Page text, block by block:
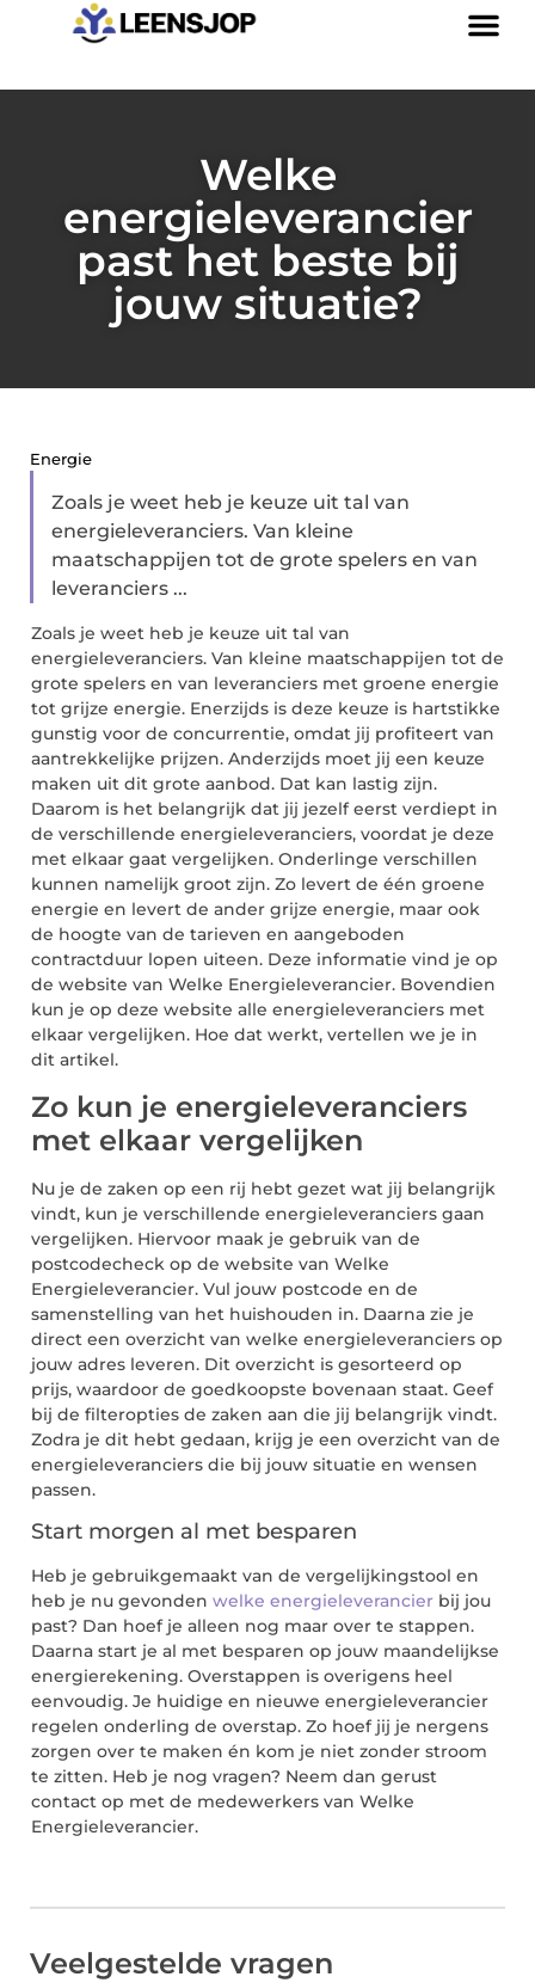
Welke
energieleverancier
past het beste bij
jouw situatie?
Energie
Zoals je weet heb je keuze uit tal van
energieleveranciers. Van kleine
maatschappijen tot de grote spelers en van
leveranciers ...
Zoals je weet heb je keuze uit tal van
energieleveranciers. Van kleine maatschappijen tot de
grote spelers en van leveranciers met groene energie
tot grijze energie. Enerzijds is deze keuze is hartstikke
gunstig voor de concurrentie, omdat jij profiteert van
aantrekkelijke prijzen. Anderzijds moet jij een keuze
maken uit dit grote aanbod. Dat kan lastig zijn.
Daarom is het belangrijk dat jij jezelf eerst verdiept in
de verschillende energieleveranciers, voordat je deze
met elkaar gaat vergelijken. Onderlinge verschillen
kunnen namelijk groot zijn. Zo levert de één groene
energie en levert de ander grijze energie, maar ook
de hoogte van de tarieven en aangeboden
contractduur lopen uiteen. Deze informatie vind je op
de website van Welke Energieleverancier. Bovendien
kun je op deze website alle energieleveranciers met
elkaar vergelijken. Hoe dat werkt, vertellen we je in
dit artikel.
Zo kun je energieleveranciers
met elkaar vergelijken
Nu je de zaken op een rij hebt gezet wat jij belangrijk
vindt, kun je verschillende energieleveranciers gaan
vergelijken. Hiervoor maak je gebruik van de
postcodecheck op de website van Welke
Energieleverancier. Vul jouw postcode en de
samenstelling van het huishouden in. Daarna zie je
direct een overzicht van welke energieleveranciers op
jouw adres leveren. Dit overzicht is gesorteerd op
prijs, waardoor de goedkoopste bovenaan staat. Geef
bij de filteropties de zaken aan die jij belangrijk vindt.
Zodra je dit hebt gedaan, krijg je een overzicht van de
energieleveranciers die bij jouw situatie en wensen
passen.
Start morgen al met besparen
Heb je gebruikgemaakt van de vergelijkingstool en
heb je nu gevonden welke energieleverancier bij jou
past? Dan hoef je alleen nog maar over te stappen.
Daarna start je al met besparen op jouw maandelijkse
energierekening. Overstappen is overigens heel
eenvoudig. Je huidige en nieuwe energieleverancier
regelen onderling de overstap. Zo hoef jij je nergens
zorgen over te maken én kom je niet zonder stroom
te zitten. Heb je nog vragen? Neem dan gerust
contact op met de medewerkers van Welke
Energieleverancier.
Veelgestelde vragen